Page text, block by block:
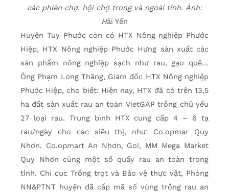
các phiên chợ, hội chợ trong và ngoài tỉnh. Ảnh:
Hải Yến
Huyện Tuy Phước còn có HTX Nông nghiệp Phước
Hiệp, HTX Nông nghiệp Phước Hưng sản xuất các
sản phẩm nông nghiệp sạch như rau, gạo quê…
Ông Phạm Long Thăng, Giám đốc HTX Nông nghiệp
Phước Hiệp, cho biết: Hiện nay, HTX đã có trên 13,5
ha đất sản xuất rau an toàn VietGAP trồng chủ yếu
27 loại rau. Trung bình HTX cung cấp 4 – 6 tạ
rau/ngày cho các siêu thị, như: Co.opmar Quy
Nhơn, Co.opmart An Nhơn, Go!, MM Mega Market
Quy Nhơn cùng một số quầy rau an toàn trong
tỉnh. Chi cục Trồng trọt và Bảo vệ thực vật, Phòng
NN&PTNT huyện đã cấp mã số vùng trồng rau an